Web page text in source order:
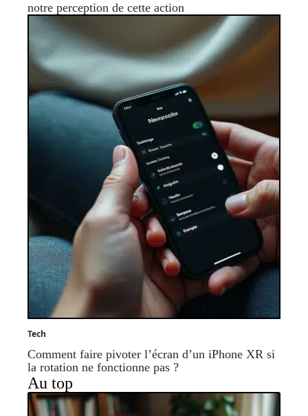
notre perception de cette action
Tech
Comment faire pivoter l’écran d’un iPhone XR si
la rotation ne fonctionne pas ?
Au top